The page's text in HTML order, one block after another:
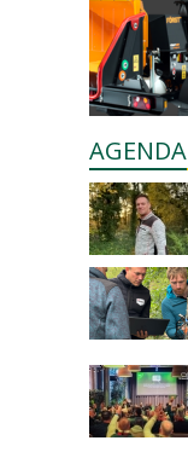
AGENDA